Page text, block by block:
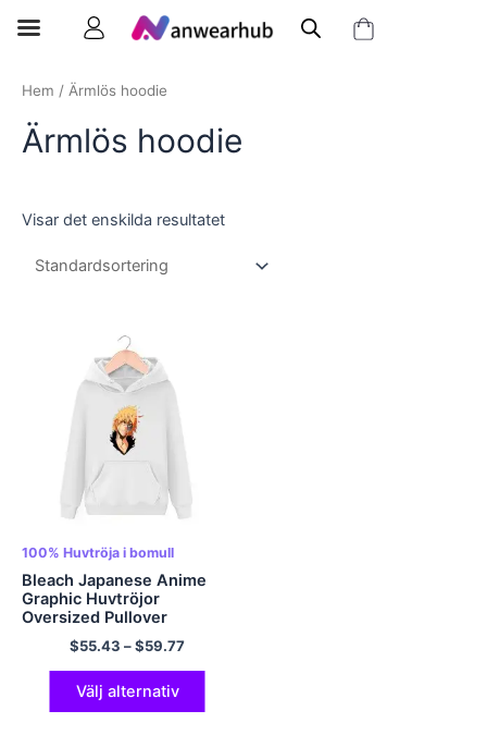
Hem / Ärmlös hoodie
Ärmlös hoodie
Visar det enskilda resultatet
100% Huvtröja i bomull
Bleach Japanese Anime
Graphic Huvtröjor
Oversized Pullover
Huvtröja EU-storlek
Huvtröjor Polyester
Huvtröja Flerfärgad
$55.43 –$59.77
Välj alternativ